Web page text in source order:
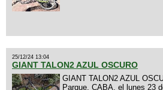
25/12/24 13:04
GIANT TALON2 AZUL OSCURO
GIANT TALON2 AZUL
Parque, CABA, el lunes 23